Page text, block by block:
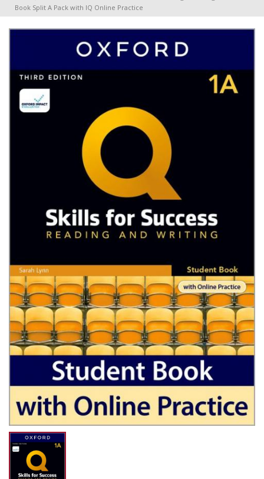
Book Split A Pack with IQ Online Practice